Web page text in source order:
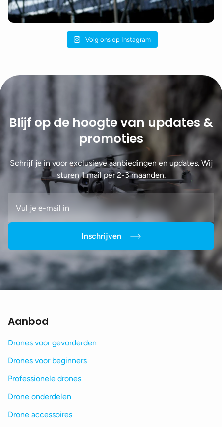
Volg ons op Instagram
Blijf op de hoogte van updates &
promoties
Schrijf je in voor exclusieve aanbiedingen en updates. Wij
sturen 1 mail per 2-3 maanden.
Inschrijven
Aanbod
Drones voor gevorderden
Drones voor beginners
Professionele drones
Drone onderdelen
Drone accessoires